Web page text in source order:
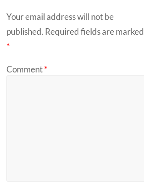
Your email address will not be
published. Required fields are marked
*
Comment*